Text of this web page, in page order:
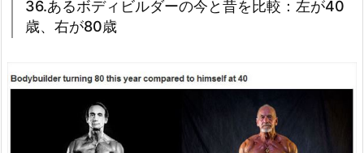
36.あるボディビルダーの今と昔を比較：左が40
歳、右が80歳